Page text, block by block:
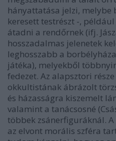
hányattatása jelzi, melybe
keresett testrészt -,
átadni a rendőrnek (ifj.
hosszadalmas jelenetek
leghosszabb a
játéka), melyekből
fedezet. Az alapsztori
okkultistának ábrázolt
és házasságra kiszemelt
valamint a tanácsosné
többek zsánerfiguráknál. A
az elvont morális szféra